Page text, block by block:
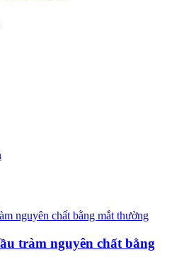
tràm nguyên chất bằng